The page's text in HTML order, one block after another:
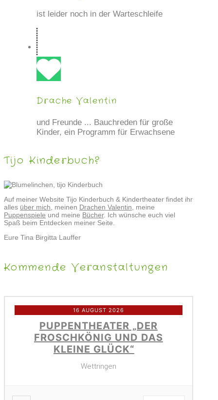
ist leider noch in der Warteschleife
Drache Valentin
und Freunde ... Bauchreden für große
Kinder, ein Programm für Erwachsene
Tijo Kinderbuch?
Auf meiner Website Tijo Kinderbuch & Kindertheater findet ihr
alles über mich , meinen Drachen Valentin , meine
Puppenspiele und meine Bücher. Ich wünsche euch viel
Spaß beim Entdecken meiner Seite.
Eure Tina Birgitta Lauffer
Kommende Veranstaltungen
16 AUGUST 2026
PUPPENTHEATER „DER
FROSCHKÖNIG UND DAS
KLEINE GLÜCK“
Wettringen